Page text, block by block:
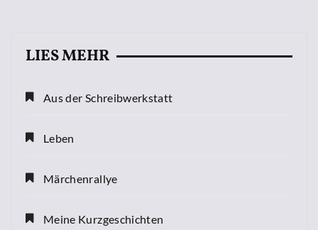
LIES MEHR
Aus der Schreibwerkstatt
Leben
Märchenrallye
Meine Kurzgeschichten